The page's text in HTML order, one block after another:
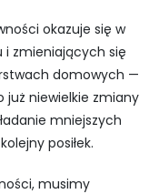
okazuje się w
zmieniających się
domowych —
niewielkie zmiany
mniejszych
posiłek.
musimy